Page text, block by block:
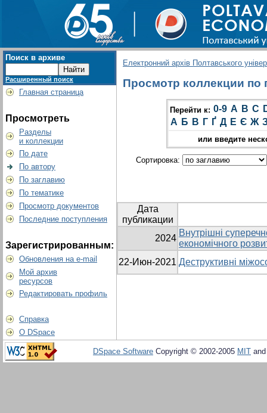
Поиск в архиве
Расширенный поиск
Главная страница
Просмотреть
Разделы
и коллекции
По дате
По автору
По заглавию
По тематике
Просмотр документов
Последние поступления
Зарегистрированным:
Обновления на e-mail
Мой архив
ресурсов
Редактировать профиль
Справка
О DSpace
Електронний архів Полтавського
Просмотр коллекции по
Перейти к: 0-9 A B C
А Б В Г Ґ Д Е Є Ж
или введите
Сортировка:
Дата
публикации
2024
Внутрішні
економічного
22-Июн-2021 Деструктивні
DSpace Software Copyright © 2002-2005 MIT